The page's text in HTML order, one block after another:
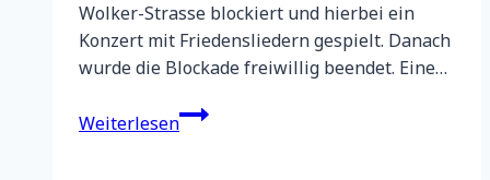
Wolker-Strasse blockiert und hierbei ein
Konzert mit Friedensliedern gespielt. Danach
wurde die Blockade freiwillig beendet. Eine…
WeiterlesenBlockadeaktion
in